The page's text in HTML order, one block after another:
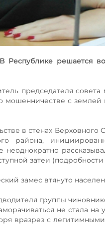
Республике решается
председателя
мошенничестве с
в стенах Верховного
района,
затеи (подробности
замес втянуто
группы
не стала на
вразрез с